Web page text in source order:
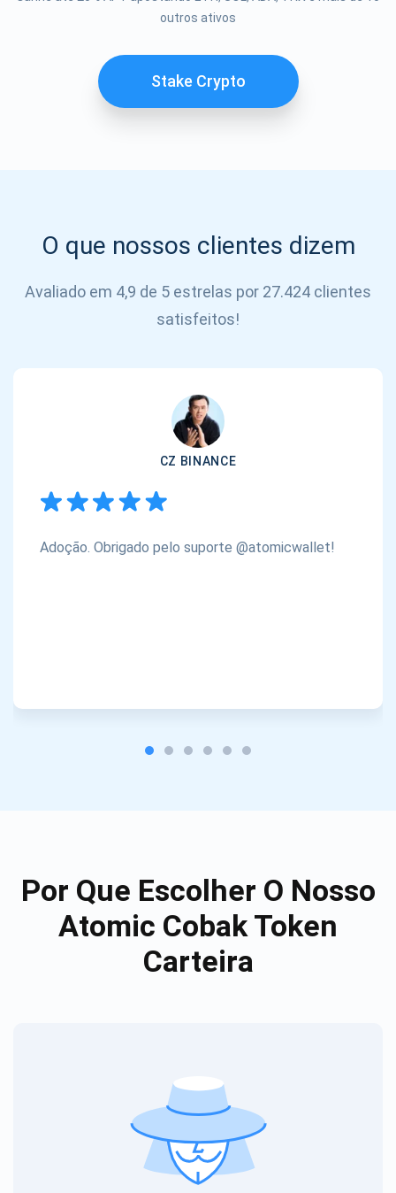
outros ativos
Stake Crypto
O que nossos clientes dizem
Avaliado em 4,9 de 5 estrelas por 27.424 clientes
satisfeitos!
CZ BINANCE
Adoção. Obrigado pelo suporte @atomicwallet!
Por Que Escolher O Nosso
Atomic Cobak Token
Carteira
SE
INSCREVER